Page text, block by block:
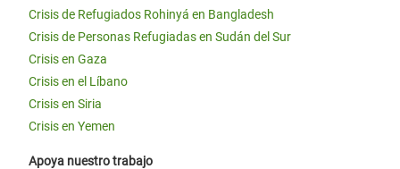
Crisis de Refugiados Rohinyá en Bangladesh
Crisis de Personas Refugiadas en Sudán del Sur
Crisis en Gaza
Crisis en el Líbano
Crisis en Siria
Crisis en Yemen
Apoya nuestro trabajo